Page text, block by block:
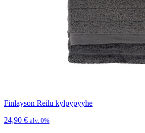
Finlayson Reilu kylpypyyhe
24,90 € alv. 0%